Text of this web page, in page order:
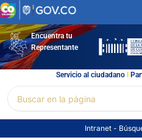
Ir
al
contenidoEncuentra tu
Representante
Servicio al ciudadano l
por:
Intranet -